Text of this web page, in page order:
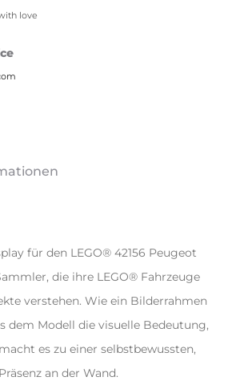
love
für den LEGO® 42156 Peugeot
die ihre LEGO® Fahrzeuge
verstehen. Wie ein Bilderrahmen
dem Modell die visuelle Bedeutung,
es zu einer selbstbewussten,
an der Wand.